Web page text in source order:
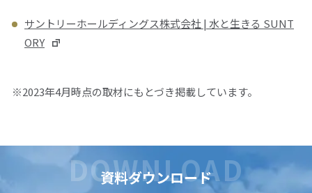
サントリーホールディングス株式会社 | 水と生きる SUNT
ORY
※2023年4月時点の取材にもとづき掲載しています。
資料ダウンロード